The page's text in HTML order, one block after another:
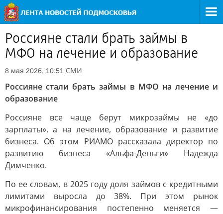
Россияне стали брать займы в
МФО на лечение и образование
8 мая 2026, 10:51 СМИ
Россияне стали брать займы в МФО на лечение и
образование
Россияне все чаще берут микрозаймы не «до
зарплаты», а на лечение, образование и развитие
бизнеса. Об этом РИАМО рассказала директор по
развитию бизнеса «Альфа-Деньги» Надежда
Димченко.
По ее словам, в 2025 году доля займов с кредитными
лимитами выросла до 38%. При этом рынок
микрофинансирования постепенно меняется —